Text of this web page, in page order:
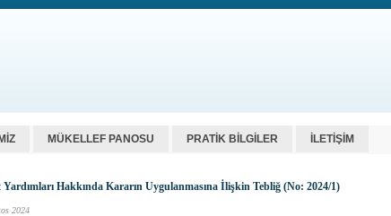
MÜKELLEF PANOSU PRATİK BİLGİLER İLETİŞİM
Yardımları Hakkında Kararın Uygulanmasına İlişkin Tebliğ (No: 2024/1)
2024